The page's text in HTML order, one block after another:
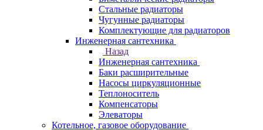
Стальные радиаторы
Чугунные радиаторы
Комплектующие для радиаторов
Инженерная сантехника
Назад
Инженерная сантехника
Баки расширительные
Насосы циркуляционные
Теплоноситель
Компенсаторы
Элеваторы
Котельное, газовое оборудование